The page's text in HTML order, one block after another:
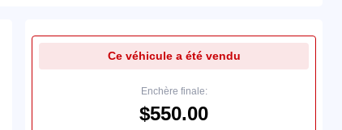
Ce véhicule a été vendu
Enchère finale:
$550.00